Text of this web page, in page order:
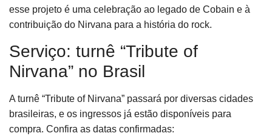
esse projeto é uma celebração ao legado de Cobain e à
contribuição do Nirvana para a história do rock.
Serviço: turnê “Tribute of
Nirvana” no Brasil
A turnê “Tribute of Nirvana” passará por diversas cidades
brasileiras, e os ingressos já estão disponíveis para
compra. Confira as datas confirmadas: